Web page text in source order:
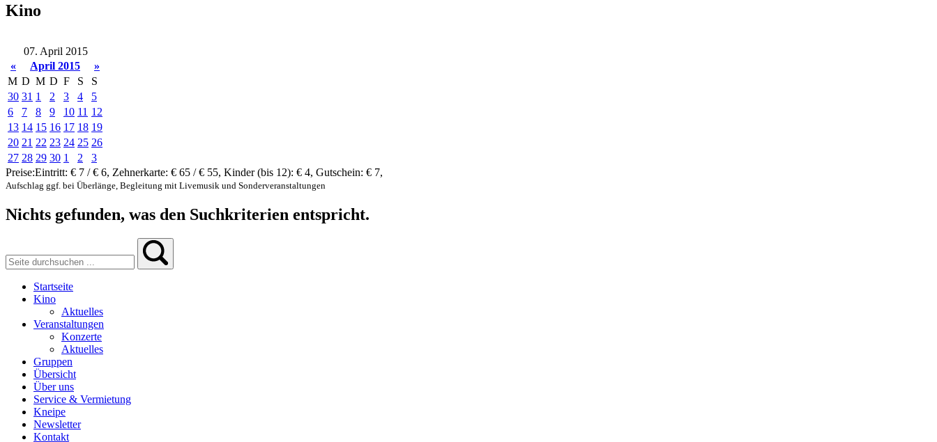
Kino
07. April 2015
«
April 2015
»
M D M D F S
S
30 31 1 2 3 4
5
6
7 8 9 10 11 12
13 14 15 16 17 18 19
20 21 22 23 24 25 26
27 28 29 30 1 2
3
Preise:Eintritt: € 7 / € 6, Zehnerkarte: € 65 / € 55, Kinder (bis 12): € 4, Gutschein: € 7,
Aufschlag ggf. bei Überlänge, Begleitung mit Livemusik und Sonderveranstaltungen
Nichts gefunden, was den Suchkriterien entspricht.
Startseite
Kino
Aktuelles
Veranstaltungen
Konzerte
Aktuelles
Gruppen
Übersicht
Über uns
Service & Vermietung
Kneipe
Newsletter
Kontakt